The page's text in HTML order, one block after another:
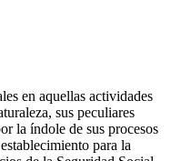
en aquellas actividades
sus peculiares
la índole de sus procesos
para la